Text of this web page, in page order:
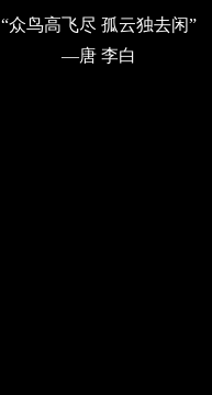
“众鸟高飞尽 孤云独去闲”
—唐 李白